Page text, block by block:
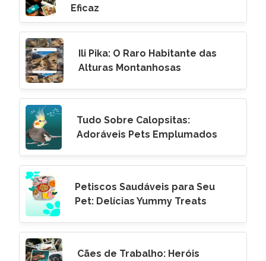
Eficaz
Ili Pika: O Raro Habitante das
Alturas Montanhosas
Tudo Sobre Calopsitas:
Adoráveis Pets Emplumados
Petiscos Saudáveis para Seu
Pet: Delícias Yummy Treats
Cães de Trabalho: Heróis